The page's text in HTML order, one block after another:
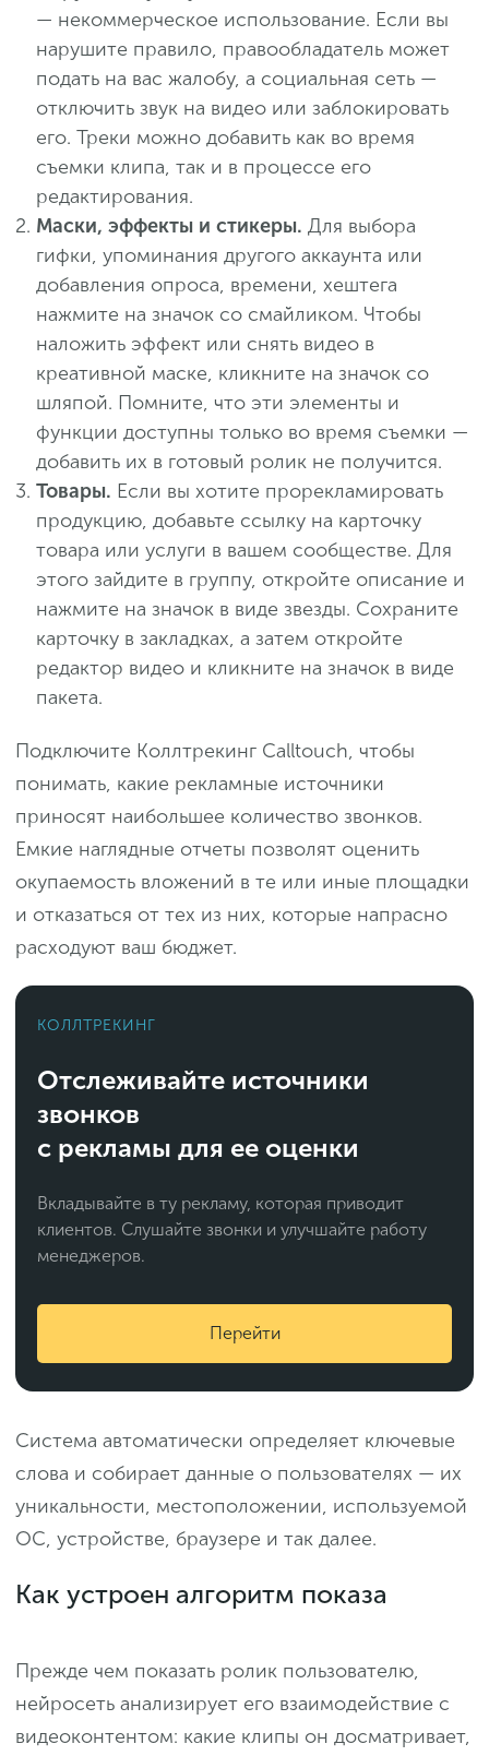
— некоммерческое использование. Если вы
нарушите правило, правообладатель может
подать на вас жалобу, а социальная сеть —
отключить звук на видео или заблокировать
его. Треки можно добавить как во время
съемки клипа, так и в процессе его
редактирования.
Маски, эффекты и стикеры. Для выбора
гифки, упоминания другого аккаунта или
добавления опроса, времени, хештега
нажмите на значок со смайликом. Чтобы
наложить эффект или снять видео в
креативной маске, кликните на значок со
шляпой. Помните, что эти элементы и
функции доступны только во время съемки —
добавить их в готовый ролик не получится.
Товары. Если вы хотите прорекламировать
продукцию, добавьте ссылку на карточку
товара или услуги в вашем сообществе. Для
этого зайдите в группу, откройте описание и
нажмите на значок в виде звезды. Сохраните
карточку в закладках, а затем откройте
редактор видео и кликните на значок в виде
пакета.
Подключите Коллтрекинг Calltouch, чтобы
понимать, какие рекламные источники
приносят наибольшее количество звонков.
Емкие наглядные отчеты позволят оценить
окупаемость вложений в те или иные площадки
и отказаться от тех из них, которые напрасно
расходуют ваш бюджет.
КОЛЛТРЕКИНГ
Отслеживайте источники
звонков
с рекламы для ее оценки
Вкладывайте в ту рекламу, которая приводит
клиентов. Слушайте звонки и улучшайте работу
менеджеров.
Перейти
Система автоматически определяет ключевые
слова и собирает данные о пользователях — их
уникальности, местоположении, используемой
ОС, устройстве, браузере и так далее.
Как устроен алгоритм показа
Прежде чем показать ролик пользователю,
нейросеть анализирует его взаимодействие с
видеоконтентом: какие клипы он досматривает,